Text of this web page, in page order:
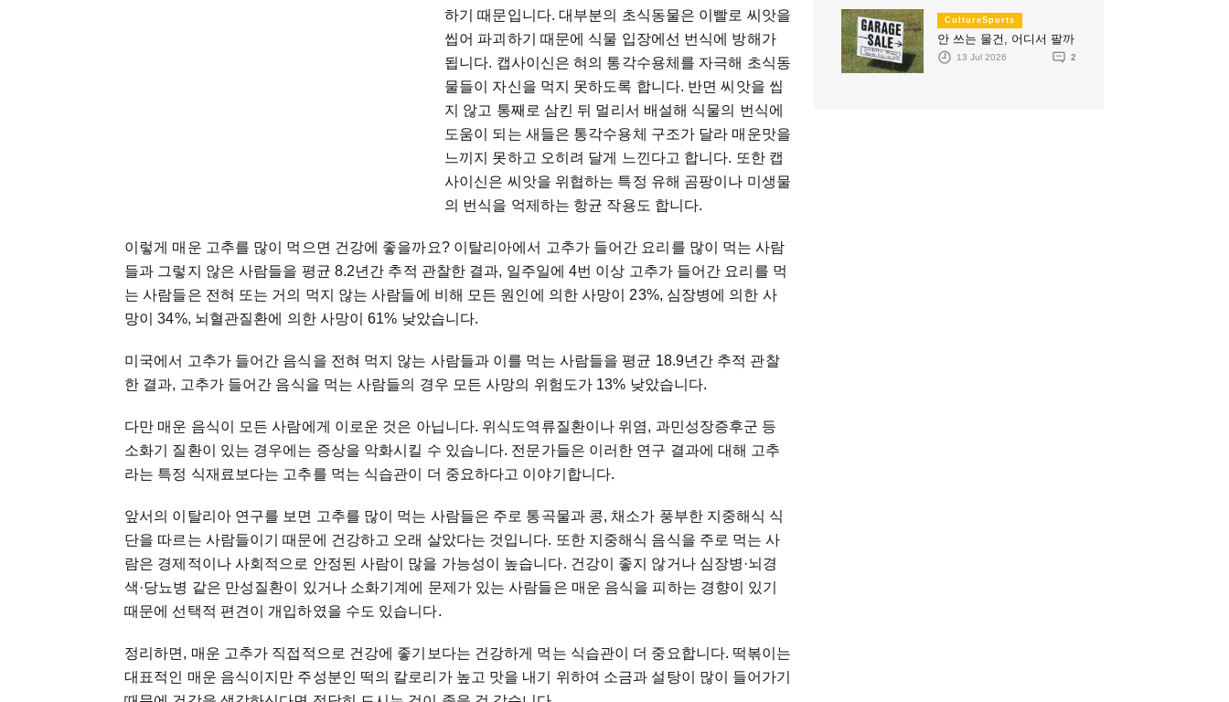
하기 때문입니다. 대부분의 초식동물은 이빨로 씨앗을
씹어 파괴하기 때문에 식물 입장에선 번식에 방해가
됩니다. 캡사이신은 혀의 통각수용체를 자극해 초식동
물들이 자신을 먹지 못하도록 합니다. 반면 씨앗을 씹
지 않고 통째로 삼킨 뒤 멀리서 배설해 식물의 번식에
도움이 되는 새들은 통각수용체 구조가 달라 매운맛을
느끼지 못하고 오히려 달게 느낀다고 합니다. 또한 캡
사이신은 씨앗을 위협하는 특정 유해 곰팡이나 미생물
의 번식을 억제하는 항균 작용도 합니다.
이렇게 매운 고추를 많이 먹으면 건강에 좋을까요? 이탈리아에서 고추가 들어간 요리를 많이 먹는 사람
들과 그렇지 않은 사람들을 평균 8.2년간 추적 관찰한 결과, 일주일에 4번 이상 고추가 들어간 요리를 먹
는 사람들은 전혀 또는 거의 먹지 않는 사람들에 비해 모든 원인에 의한 사망이 23%, 심장병에 의한 사
망이 34%, 뇌혈관질환에 의한 사망이 61% 낮았습니다.
미국에서 고추가 들어간 음식을 전혀 먹지 않는 사람들과 이를 먹는 사람들을 평균 18.9년간 추적 관찰
한 결과, 고추가 들어간 음식을 먹는 사람들의 경우 모든 사망의 위험도가 13% 낮았습니다.
다만 매운 음식이 모든 사람에게 이로운 것은 아닙니다. 위식도역류질환이나 위염, 과민성장증후군 등
소화기 질환이 있는 경우에는 증상을 악화시킬 수 있습니다. 전문가들은 이러한 연구 결과에 대해 고추
라는 특정 식재료보다는 고추를 먹는 식습관이 더 중요하다고 이야기합니다.
앞서의 이탈리아 연구를 보면 고추를 많이 먹는 사람들은 주로 통곡물과 콩, 채소가 풍부한 지중해식 식
단을 따르는 사람들이기 때문에 건강하고 오래 살았다는 것입니다. 또한 지중해식 음식을 주로 먹는 사
람은 경제적이나 사회적으로 안정된 사람이 많을 가능성이 높습니다. 건강이 좋지 않거나 심장병·뇌경
색·당뇨병 같은 만성질환이 있거나 소화기계에 문제가 있는 사람들은 매운 음식을 피하는 경향이 있기
때문에 선택적 편견이 개입하였을 수도 있습니다.
정리하면, 매운 고추가 직접적으로 건강에 좋기보다는 건강하게 먹는 식습관이 더 중요합니다. 떡볶이는
대표적인 매운 음식이지만 주성분인 떡의 칼로리가 높고 맛을 내기 위하여 소금과 설탕이 많이 들어가기
CultureSports
안 쓰는 물건, 어디서 팔까
13 Jul 2026 2